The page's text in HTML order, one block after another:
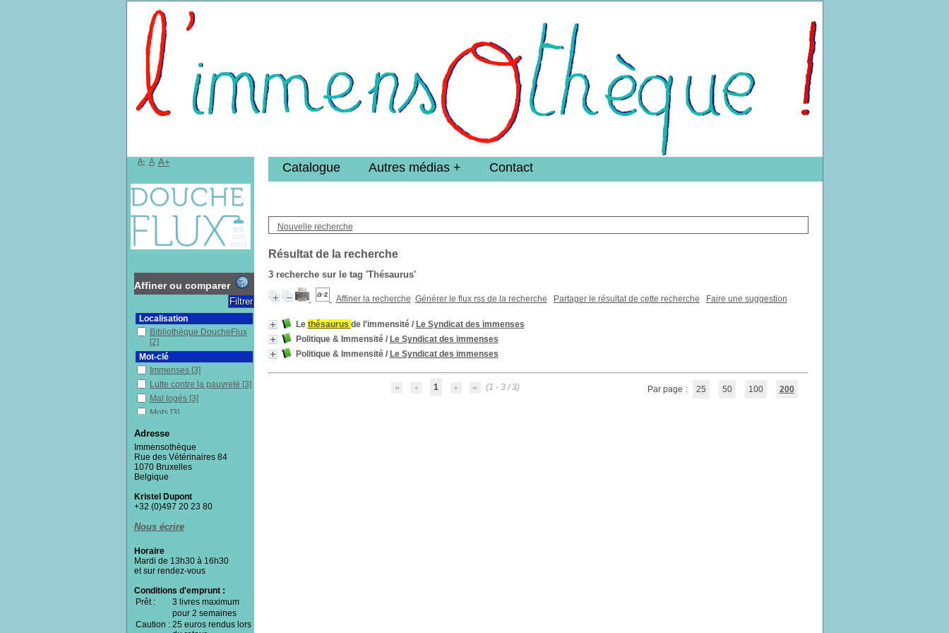
Nouvelle recherche
Résultat de la recherche
3recherche sur le tag 'Thésaurus'
Affiner la recherche Générer le flux rss de la recherche Partager le résultat de cette recherche Faire une suggestion
Le thésaurus de l'immensité/ Le Syndicat des immenses
Politique & Immensité/ Le Syndicat des immenses
Politique & Immensité/ Le Syndicat des immenses
1 (1 - 3 / 3) Par page : 25 50 100 200
Catalogue Autres médias Contact
A- A A+
Affiner ou comparer
Localisation
Bibliothèque DoucheFlux
[2]
Mot-clé
Immenses [3]
Lutte contre la pauvreté [3]
Mal logés [3]
Mots [3]
Thésaurus
Sans-chez-soi[3]
Travail social
Covid-19
Discrimination
Logement [2]
Maltraitance
[2]
Politique sociale[2]
Nécropolitique
Sans-papiers[1]
Résistance politique[1]
Précarité[1]
Adresse
Immensothèque
Rue des Vétérinaires 84
1070 Bruxelles
Belgique
Kristel Dupont
+32 (0)497 20 23 80
Nous écrire
Horaire
Mardi de 13h30 à 16h30
et sur rendez-vous
Conditions d'emprunt :
Prêt :
3 livres maximum
pour 2 semaines
Caution : 25 euros rendus lors